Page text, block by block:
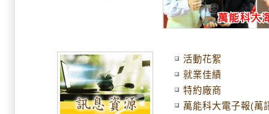
活動花絮
就業佳績
特約廠商
萬能科大電子報(萬